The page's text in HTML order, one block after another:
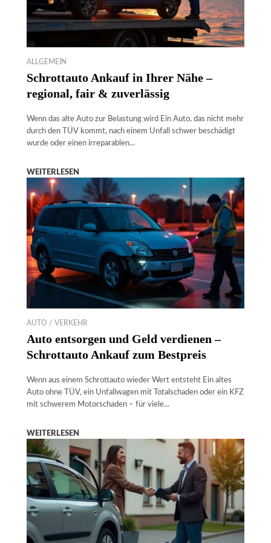
ALLGEMEIN
Schrottauto Ankauf in Ihrer Nähe –
regional, fair & zuverlässig
Wenn das alte Auto zur Belastung wird Ein Auto, das nicht mehr
durch den TÜV kommt, nach einem Unfall schwer beschädigt
wurde oder einen irreparablen...
WEITERLESEN
AUTO / VERKEHR
Auto entsorgen und Geld verdienen –
Schrottauto Ankauf zum Bestpreis
Wenn aus einem Schrottauto wieder Wert entsteht Ein altes
Auto ohne TÜV, ein Unfallwagen mit Totalschaden oder ein KFZ
mit schwerem Motorschaden – für viele...
WEITERLESEN